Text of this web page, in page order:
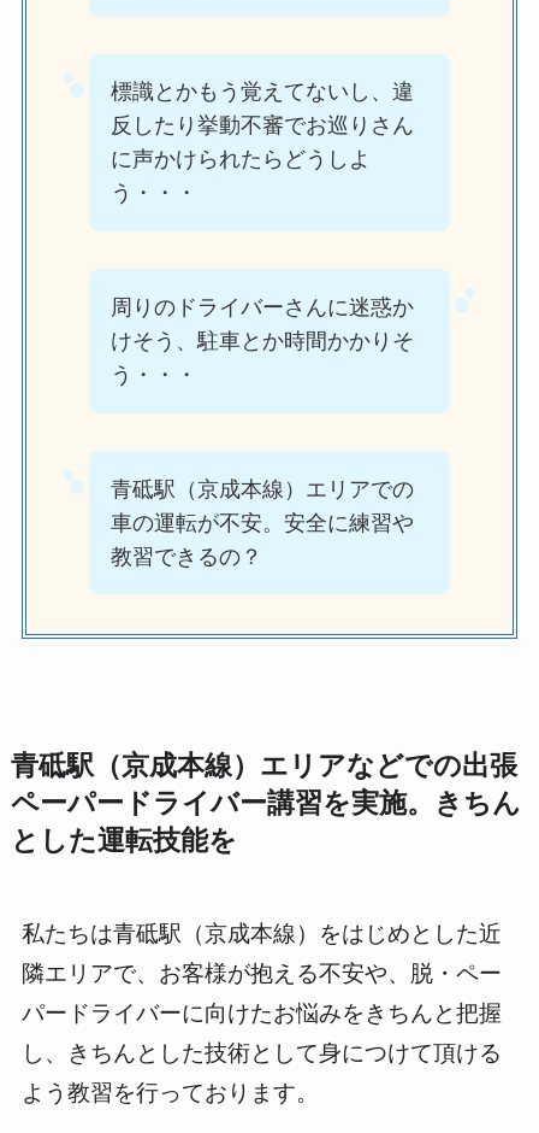
標識とかもう覚えてないし、違
反したり挙動不審でお巡りさん
に声かけられたらどうしよ
う・・・
周りのドライバーさんに迷惑か
けそう、駐車とか時間かかりそ
う・・・
青砥駅（京成本線）エリアでの
車の運転が不安。安全に練習や
教習できるの？
青砥駅（京成本線）エリアなどでの出張
ペーパードライバー講習を実施。きちん
とした運転技能を
私たちは青砥駅（京成本線）をはじめとした近
隣エリアで、お客様が抱える不安や、脱・ペー
パードライバーに向けたお悩みをきちんと把握
し、きちんとした技術として身につけて頂ける
よう教習を行っております。